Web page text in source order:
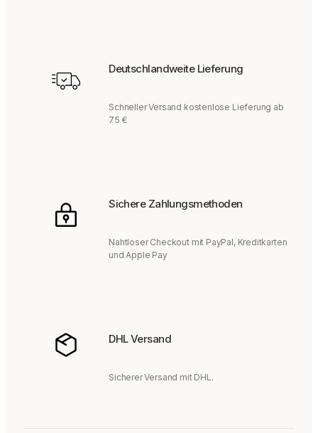
Deutschlandweite Lieferung
Schneller Versand kostenlose Lieferung ab
75 €
Sichere Zahlungsmethoden
Nahtloser Checkout mit PayPal, Kreditkarten
und Apple Pay
DHL Versand
Sicherer Versand mit DHL.